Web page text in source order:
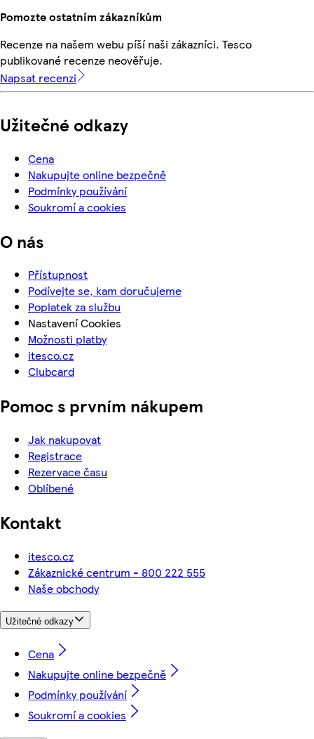
Pomozte ostatním zákazníkům
Recenze na našem webu píší naši zákazníci. Tesco
publikované recenze neověřuje.
Napsat recenzi
Užitečné odkazy
Cena
Nakupujte online bezpečně
Podmínky používání
Soukromí a cookies
O nás
Přístupnost
Podívejte se, kam doručujeme
Poplatek za službu
Nastavení Cookies
Možnosti platby
itesco.cz
Clubcard
Pomoc s prvním nákupem
Jak nakupovat
Registrace
Rezervace času
Oblíbené
Kontakt
itesco.cz
Zákaznické centrum - 800 222 555
Naše obchody
Užitečné odkazy
Cena
Nakupujte online bezpečně
Podmínky používání
Soukromí a cookies